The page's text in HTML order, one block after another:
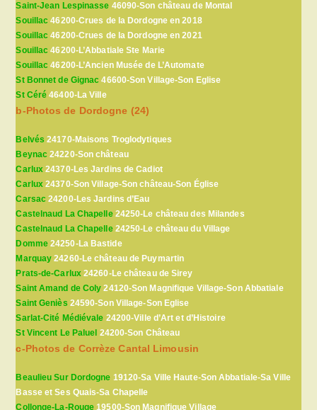
Saint-Jean Lespinasse 46090-Son château de Montal
Souillac 46200-Crues de la Dordogne en 2018
Souillac 46200-Crues de la Dordogne en 2021
Souillac 46200-L’Abbatiale Ste Marie
Souillac 46200-L’Ancien Musée de L’Automate
St Bonnet de Gignac 46600-Son Village-Son Eglise
St Céré 46400-La Ville
b-Photos de Dordogne (24)
Belvés 24170-Maisons Troglodytiques
Beynac 24220-Son château
Carlux 24370-Les Jardins de Cadiot
Carlux 24370-Son Village-Son château-Son Église
Carsac 24200-Les Jardins d’Eau
Castelnaud La Chapelle24250-Le château des Milandes
Castelnaud La Chapelle24250-Le château du Village
Domme24250-La Bastide
Marquay 24260-Le château de Puymartin
Prats-de-Carlux24260-Le château de Sirey
Saint Amand de Coly 24120-Son Magnifique Village-Son Abbatiale
Saint Geniès 24590-Son Village-Son Eglise
Sarlat-Cité Médiévale 24200-Ville d’Art et d’Histoire
St Vincent Le Paluel 24200-Son Château
c-Photos de Corrèze Cantal Limousin
Beaulieu Sur Dordogne 19120-Sa Ville Haute-Son Abbatiale-Sa Ville
Basse et Ses Quais-Sa Chapelle
Collonge-La-Rouge 19500-Son Magnifique Village